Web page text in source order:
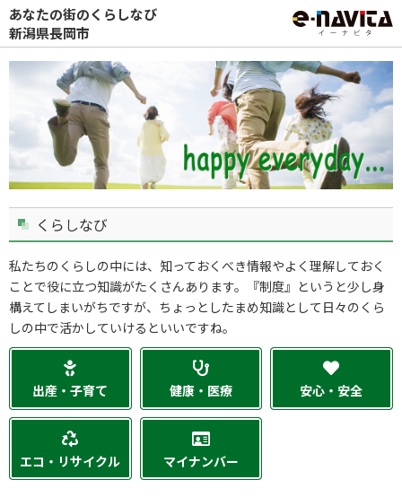
あなたの街のくらしなび
新潟県長岡市
くらしなび
私たちのくらしの中には、知っておくべき情報やよく理解しておく
ことで役に立つ知識がたくさんあります。『制度』というと少し身
構えてしまいがちですが、ちょっとしたまめ知識として日々のくら
しの中で活かしていけるといいですね。
出産・子育て 健康・医療 安心・安全
エコ・リサイクル マイナンバー